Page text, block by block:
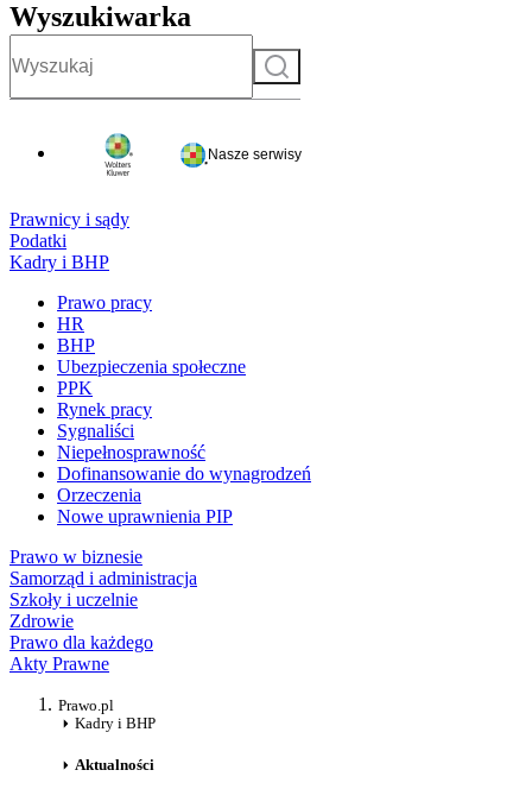
Wyszukiwarka
Szukaj
Nasze serwisy
Prawnicy i sądy
Podatki
Kadry i BHP
Prawo pracy
HR
BHP
Ubezpieczenia społeczne
PPK
Rynek pracy
Sygnaliści
Niepełnosprawność
Dofinansowanie do wynagrodzeń
Orzeczenia
Nowe uprawnienia PIP
Prawo w biznesie
Samorząd i administracja
Szkoły i uczelnie
Zdrowie
Prawo dla każdego
Akty Prawne
Prawo.pl
Kadry i BHP
Aktualności